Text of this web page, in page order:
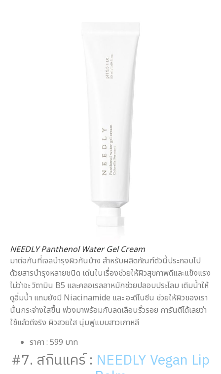
NEEDLY Panthenol Water Gel Cream
มาต่อกันที่เจลบำรุงผิวกันบ้าง สำหรับผลิตภัณฑ์ตัวนี้ประกอบไป
ด้วยสารบำรุงหลายชนิด เด่นในเรื่องช่วยให้ผิวสุขภาพดีและแข็งแรง
ไม่ว่าจะ วิตามิน B5 และคลอเรลลาหมักช่วยปลอบประโลม เติมน้ำให้
ดูอิ่มน้ำ แถมยังมี Niacinamide และ อะดีโนซีน ช่วยให้ผิวของเรา
นั้นกระจ่างใสขึ้น พ่วงมาพร้อมกับลดเลือนริ้วรอย การันตีได้เลยว่า
ใช้แล้วดีจริง ผิวสวยใส นุ่มฟูแบบสาวเกาหลี
ราคา : 599 บาท
#7. สกินแคร์ : NEEDLY Vegan Lip